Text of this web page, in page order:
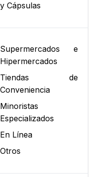
y Cápsulas
Supermercados e
Hipermercados
Tiendas de
Conveniencia
Minoristas
Especializados
En Línea
Otros